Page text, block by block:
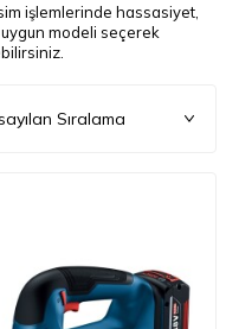
işlemlerinde hassasiyet,
modeli seçerek